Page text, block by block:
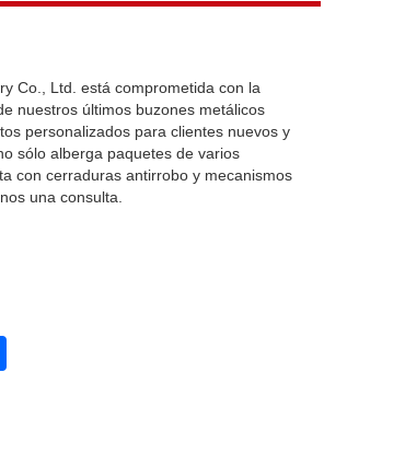
Co., Ltd. está comprometida con la
nuestros últimos buzones metálicos
personalizados para clientes nuevos y
sólo alberga paquetes de varios
con cerraduras antirrobo y mecanismos
una consulta.
Share